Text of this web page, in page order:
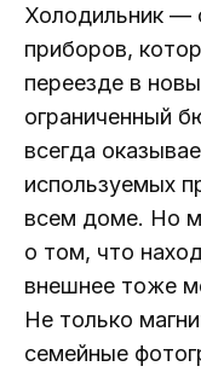
Холодильник —
приборов,
переезде в
ограниченный
всегда
используемых
всем доме. Но
о том, что
внешнее тоже
Не только
семейные